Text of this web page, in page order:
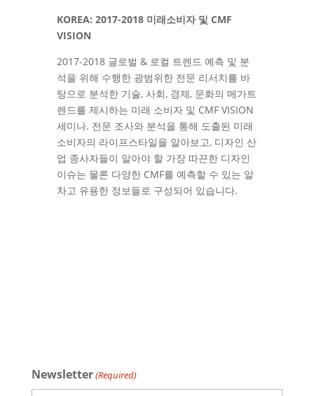
KOREA: 2017-2018 미래소비자 및 CMF
VISION
2017-2018 글로벌 & 로컬 트렌드 예측 및 분
석을 위해 수행한 광범위한 전문 리서치를 바
탕으로 분석한 기술, 사회, 경제, 문화의 메가트
렌드를 제시하는 미래 소비자 및 CMF VISION
세미나. 전문 조사와 분석을 통해 도출된 미래
소비자의 라이프스타일을 알아보고, 디자인 산
업 종사자들이 알아야 할 가장 따끈한 디자인
이슈는 물론 다양한 CMF를 예측할 수 있는 알
차고 유용한 정보들로 구성되어 있습니다.
Newsletter(Required)